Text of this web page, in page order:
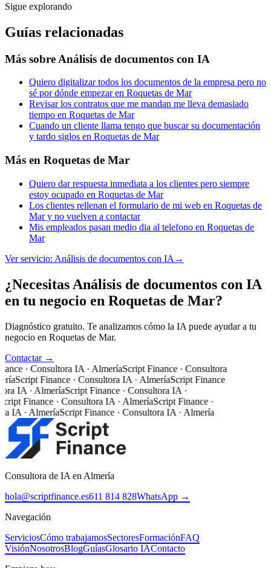
Sigue explorando
Guías relacionadas
Más sobre Análisis de documentos con IA
Quiero digitalizar todos los documentos de la empresa pero no
sé por dónde empezar en Roquetas de Mar
Revisar los contratos que me mandan me lleva demasiado
tiempo en Roquetas de Mar
Cuando un cliente llama tengo que buscar su documentación
y tardo siglos en Roquetas de Mar
Más en Roquetas de Mar
Quiero dar respuesta inmediata a los clientes pero siempre
estoy ocupado en Roquetas de Mar
Los clientes rellenan el formulario de mi web en Roquetas de
Mar y no vuelven a contactar
Mis empleados pasan medio dia al telefono en Roquetas de
Mar
Ver servicio: Análisis de documentos con IA →
¿Necesitas Análisis de documentos con IA
en tu negocio en Roquetas de Mar?
Diagnóstico gratuito. Te analizamos cómo la IA puede ayudar a tu
negocio en Roquetas de Mar.
Contactar →
· Consultora IA · AlmeríaScript Finance · Consultora
Script Finance · Consultora IA · AlmeríaScript Finance
IA · AlmeríaScript Finance · Consultora IA ·
Finance · Consultora IA · AlmeríaScript Finance ·
IA · AlmeríaScript Finance · Consultora IA · Almería
Consultora de IA en Almería
hola@scriptfinance.es611 814 828WhatsApp →
Navegación
ServiciosCómo trabajamosSectoresFormaciónFAQ
VisiónNosotrosBlogGuíasGlosario IAContacto